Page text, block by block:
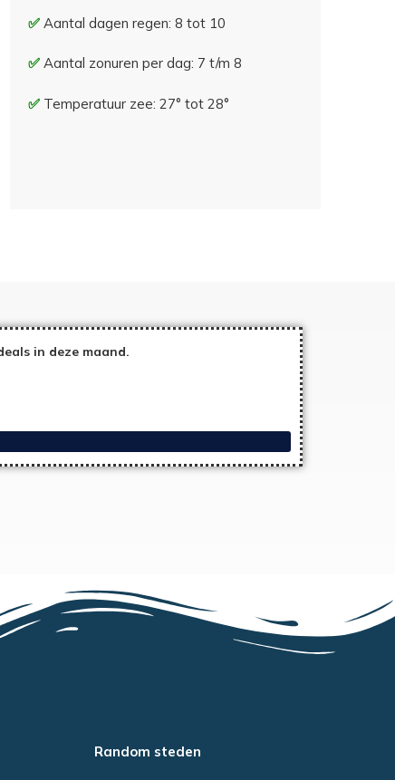
Aantal dagen regen: 8 tot 10
Aantal zonuren per dag: 7 t/m 8
Temperatuur zee: 27° tot 28°
in deze maand.
Random steden